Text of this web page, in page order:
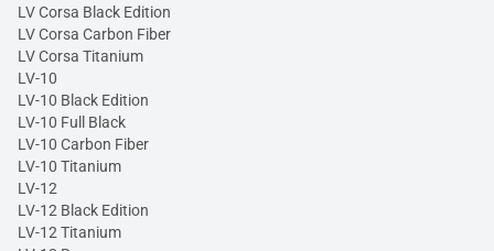
LV Corsa Black Edition
LV Corsa Carbon Fiber
LV Corsa Titanium
LV-10
LV-10 Black Edition
LV-10 Full Black
LV-10 Carbon Fiber
LV-10 Titanium
LV-12
LV-12 Black Edition
LV-12 Titanium